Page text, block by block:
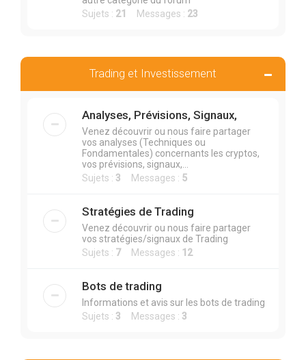
Sujets : 21 Messages : 23
Trading et Investissement
Analyses, Prévisions, Signaux,
Venez découvrir ou nous faire partager
vos analyses (Techniques ou
Fondamentales) concernants les cryptos,
vos prévisions, signaux,...
Sujets : 3 Messages : 5
Stratégies de Trading
Venez découvrir ou nous faire partager
vos stratégies/signaux de Trading
Sujets : 7Messages : 12
Bots de trading
Informations et avis sur les bots de trading
Sujets : 3 Messages : 3